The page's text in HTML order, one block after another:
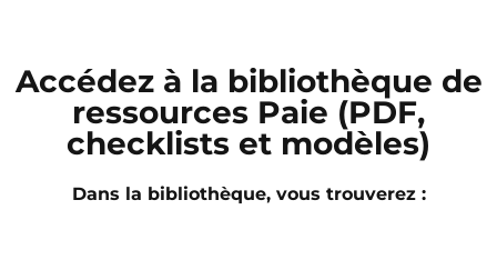
Accédez à la bibliothèque de
ressources Paie (PDF,
checklists et modèles)
Dans la bibliothèque, vous trouverez :